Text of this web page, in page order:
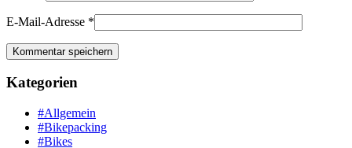
E-Mail-Adresse *
Kategorien
#Allgemein
#Bikepacking
#Bikes